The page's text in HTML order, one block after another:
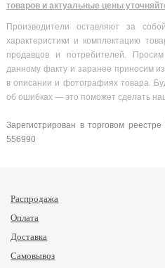
товаров и актуальные цены
Производители оставляют за
характеристики и комплектацию
продавцов и потребителей.
данному факту и заранее приносим
в описании и фотографиях товара.
об ошибках — это поможет сделать
Зарегистрирован в торговом
556990
Распродажа
Оплата
Доставка
Самовывоз